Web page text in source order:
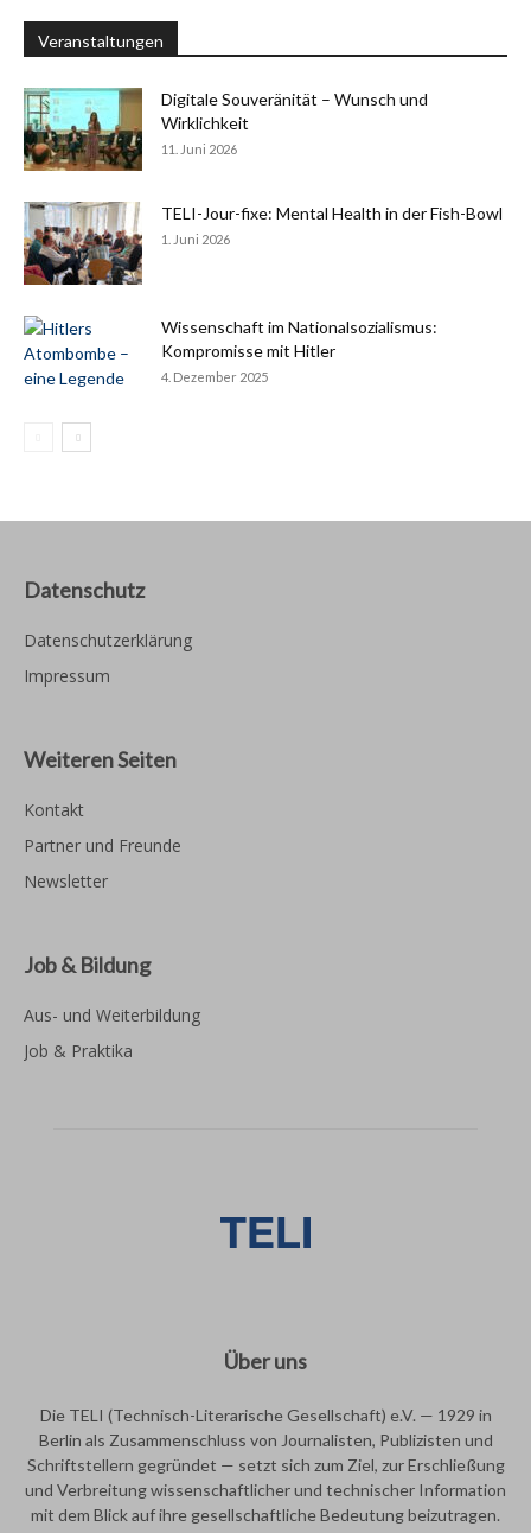
Veranstaltungen
Digitale Souveränität – Wunsch und
Wirklichkeit
11. Juni 2026
TELI-Jour-fixe: Mental Health in der Fish-Bowl
1. Juni 2026
Wissenschaft im Nationalsozialismus:
Kompromisse mit Hitler
4. Dezember 2025
Datenschutz
Datenschutzerklärung
Impressum
Weiteren Seiten
Kontakt
Partner und Freunde
Newsletter
Job & Bildung
Aus- und Weiterbildung
Job & Praktika
Über uns
Die TELI (Technisch-Literarische Gesellschaft) e.V. — 1929 in
Berlin als Zusammenschluss von Journalisten, Publizisten und
Schriftstellern gegründet — setzt sich zum Ziel, zur Erschließung
und Verbreitung wissenschaftlicher und technischer Information
mit dem Blick auf ihre gesellschaftliche Bedeutung beizutragen.